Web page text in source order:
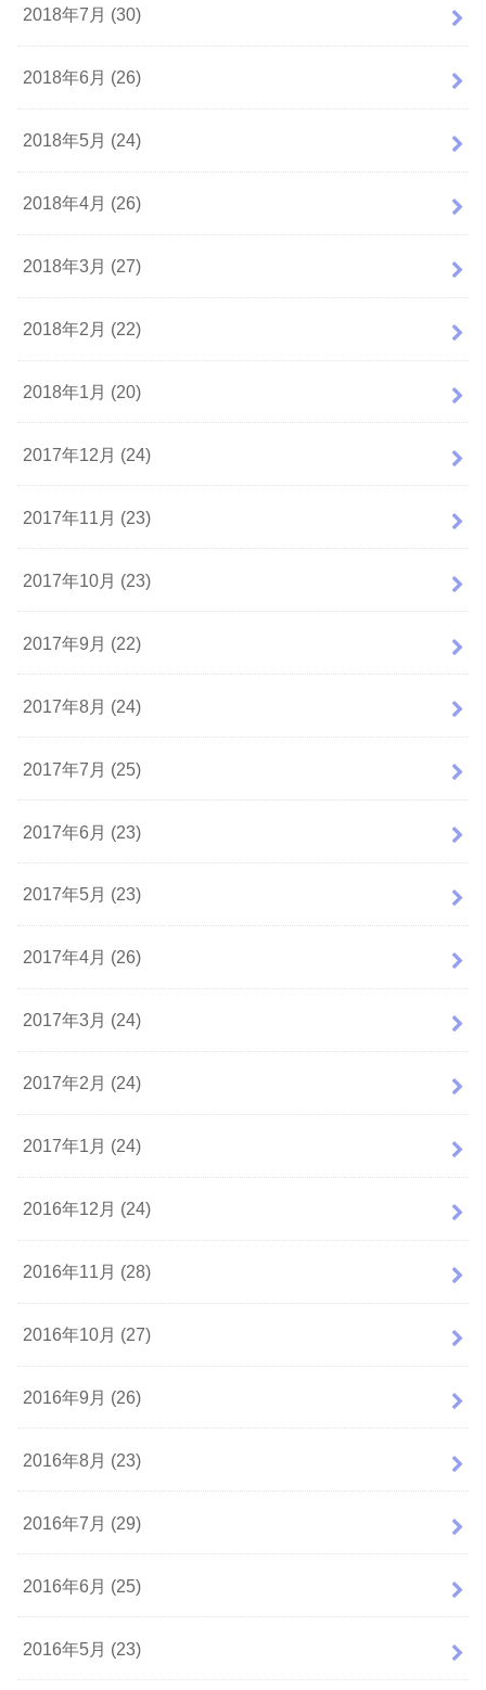
2018年7月 (30)
2018年6月 (26)
2018年5月 (24)
2018年4月 (26)
2018年3月 (27)
2018年2月 (22)
2018年1月 (20)
2017年12月 (24)
2017年11月 (23)
2017年10月 (23)
2017年9月 (22)
2017年8月 (24)
2017年7月 (25)
2017年6月 (23)
2017年5月 (23)
2017年4月 (26)
2017年3月 (24)
2017年2月 (24)
2017年1月 (24)
2016年12月 (24)
2016年11月 (28)
2016年10月 (27)
2016年9月 (26)
2016年8月 (23)
2016年7月 (29)
2016年6月 (25)
2016年5月 (23)